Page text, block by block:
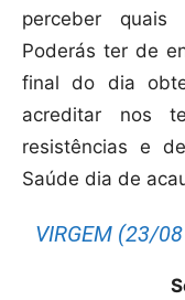
perceber quais
Poderás ter de
final do dia
acreditar nos
resistências e
Saúde dia de
VIRGEM (23/